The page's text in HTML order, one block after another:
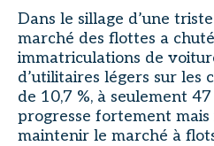
Dans le sillage d’une
marché des flottes a
immatriculations de
d’utilitaires légers sur les
de 10,7 %, à seulement
progresse fortement
maintenir le marché à